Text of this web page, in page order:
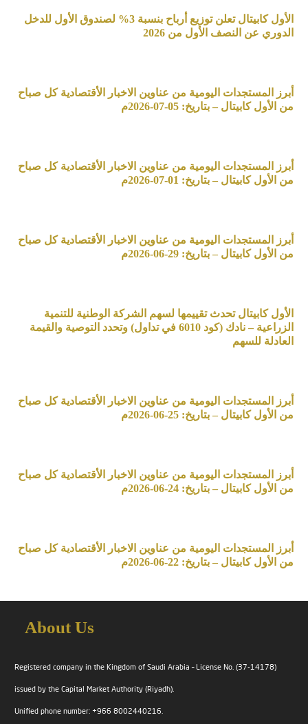
الأول كابيتال تعلن توزيع أرباح بنسبة 3% لصندوق الأول للدخل
الدوري عن النصف الأول من 2026
أبرز المستجدات اليومية من عناوين الاخبار الأقتصادية كل صباح
من الأول كابيتال – بتاريخ: 05-07-2026م
أبرز المستجدات اليومية من عناوين الاخبار الأقتصادية كل صباح
من الأول كابيتال – بتاريخ: 01-07-2026م
أبرز المستجدات اليومية من عناوين الاخبار الأقتصادية كل صباح
من الأول كابيتال – بتاريخ: 29-06-2026م
الأول كابيتال تحدث تقييمها لسهم الشركة الوطنية للتنمية
الزراعية – نادك (كود 6010 في تداول) وتحدد التوصية والقيمة
العادلة للسهم
أبرز المستجدات اليومية من عناوين الاخبار الأقتصادية كل صباح
من الأول كابيتال – بتاريخ: 25-06-2026م
أبرز المستجدات اليومية من عناوين الاخبار الأقتصادية كل صباح
من الأول كابيتال – بتاريخ: 24-06-2026م
أبرز المستجدات اليومية من عناوين الاخبار الأقتصادية كل صباح
من الأول كابيتال – بتاريخ: 22-06-2026م
About Us
Registered company in the Kingdom of Saudi Arabia – License No. (37-14178)
issued by the Capital Market Authority (Riyadh).
Unified phone number: +966 8002440216.